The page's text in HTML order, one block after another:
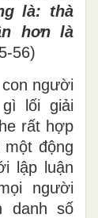
là: thà
hơn là
56)
người
lối giải
rất hợp
động
lập luận
người
danh số